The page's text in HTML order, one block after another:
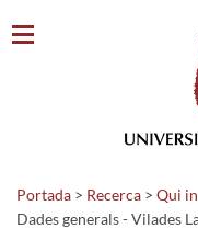
Portada > Recerca > Qui
Dades generals - Vilades